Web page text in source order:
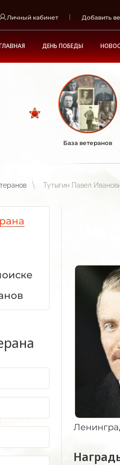
Личный кабинет Добавить
ДЕНЬ ПОБЕДЫ
База ветеранов
Тутыгин Павел